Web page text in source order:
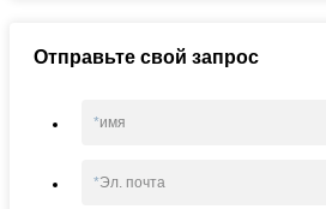
Отправьте свой запрос
*имя
*Эл. почта